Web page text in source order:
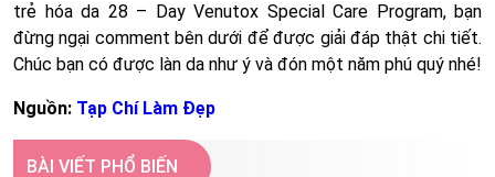
trẻ hóa da 28 – Day Venutox Special Care Program, bạn
đừng ngại comment bên dưới để được giải đáp thật chi tiết.
Chúc bạn có được làn da như ý và đón một năm phú quý nhé!
Nguồn: Tạp Chí Làm Đẹp
BÀI VIẾT PHỔ BIẾN